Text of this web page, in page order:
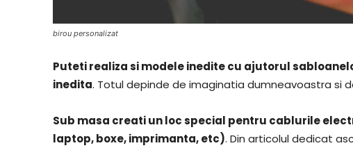
birou personalizat
Puteti realiza si modele inedite cu ajutorul
inedita. Totul depinde de imaginatia dumneavoastra si
Sub masa creati un loc special pentru cablurile
laptop, boxe, imprimanta, etc). Din articolul dedicat